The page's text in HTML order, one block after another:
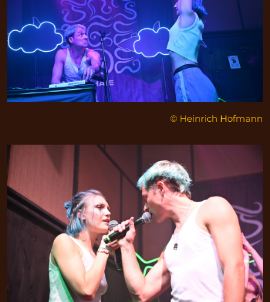
© Heinrich Hofmann